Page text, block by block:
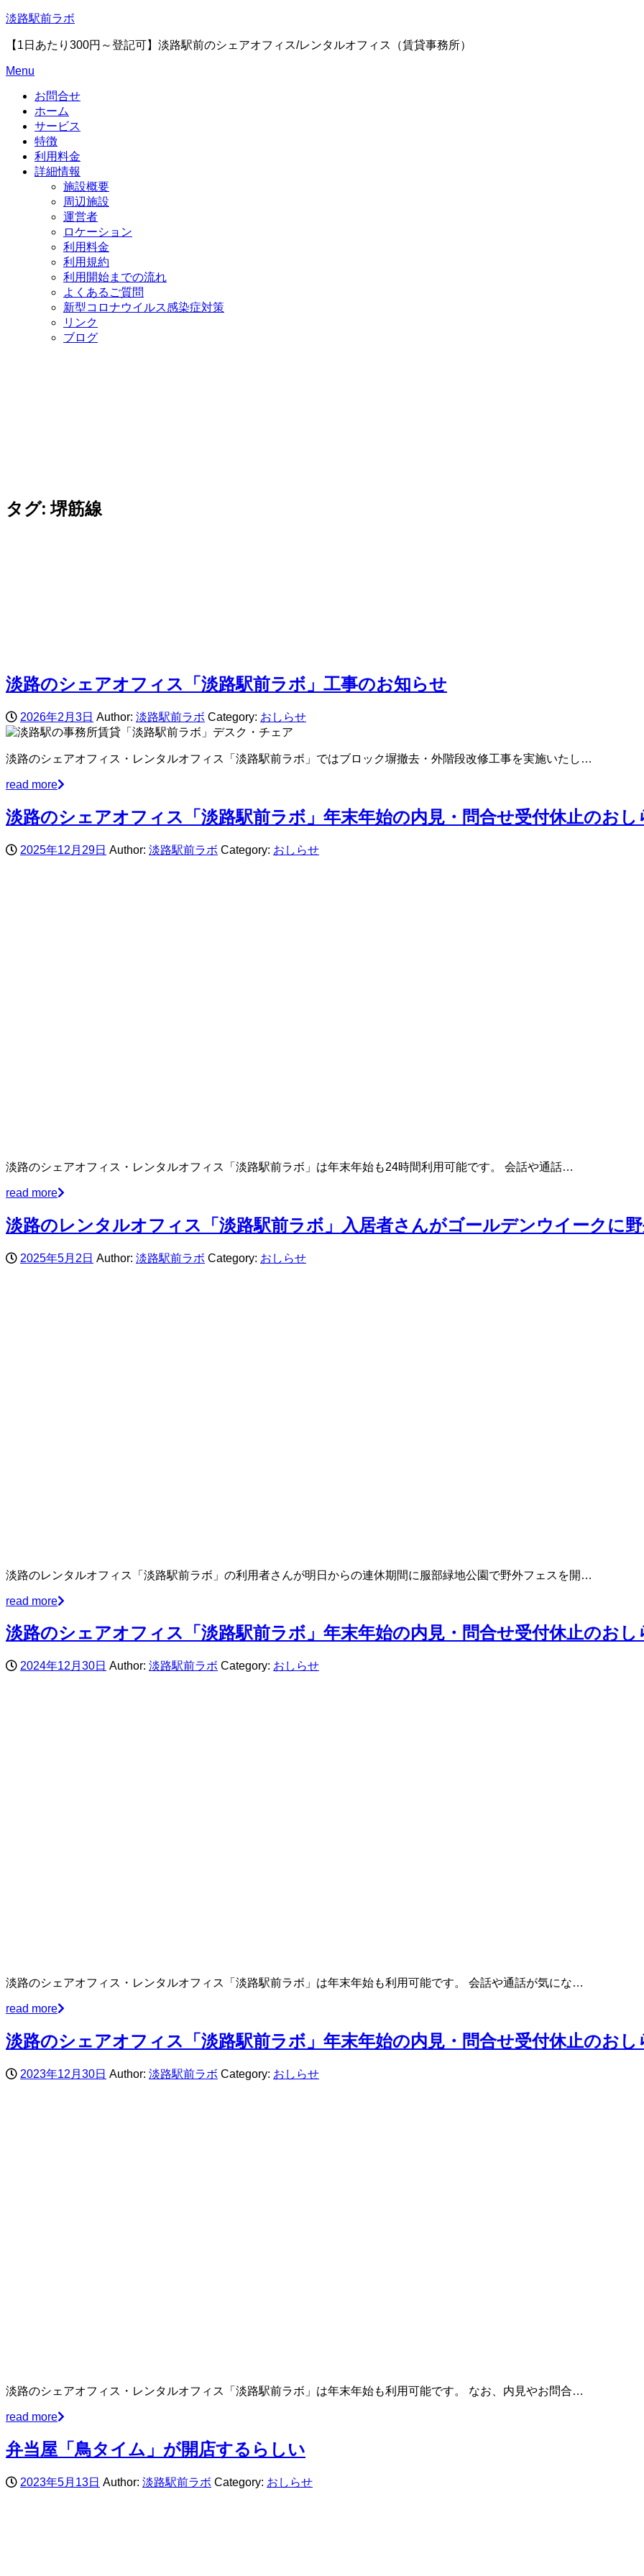
Skip
content
淡路駅前ラボ
【1日あたり300円～登記可】淡路駅前のシェアオフィス/レンタルオフィス（賃貸事務所）
Menu
お問合せ
ホーム
サービス
特徴
利用料金
詳細情報
施設概要
周辺施設
運営者
ロケーション
利用料金
利用規約
利用開始までの流れ
よくあるご質問
新型コロナウイルス感染症対策
リンク
ブログ
タグ:堺筋線
淡路のシェアオフィス「淡路駅前ラボ」工事のお知らせ
2026年2月3日 Author: 淡路駅前ラボ Category: おしらせ
淡路のシェアオフィス・レンタルオフィス「淡路駅前ラボ」ではブロック塀撤去・外階段改修工事を実施いたし…
read more
淡路のシェアオフィス「淡路駅前ラボ」年末年始の内見・問合せ受付休止のおし
2025年12月29日 Author: 淡路駅前ラボ Category: おしらせ
淡路のシェアオフィス・レンタルオフィス「淡路駅前ラボ」は年末年始も24時間利用可能です。 会話や通話…
read more
淡路のレンタルオフィス「淡路駅前ラボ」入居者さんがゴールデンウイークに
2025年5月2日 Author: 淡路駅前ラボ Category: おしらせ
淡路のレンタルオフィス「淡路駅前ラボ」の利用者さんが明日からの連休期間に服部緑地公園で野外フェスを開…
read more
淡路のシェアオフィス「淡路駅前ラボ」年末年始の内見・問合せ受付休止のおし
2024年12月30日 Author: 淡路駅前ラボ Category: おしらせ
淡路のシェアオフィス・レンタルオフィス「淡路駅前ラボ」は年末年始も利用可能です。 会話や通話が気にな…
read more
淡路のシェアオフィス「淡路駅前ラボ」年末年始の内見・問合せ受付休止のおし
2023年12月30日 Author: 淡路駅前ラボ Category: おしらせ
淡路のシェアオフィス・レンタルオフィス「淡路駅前ラボ」は年末年始も利用可能です。 なお、内見やお問合…
read more
弁当屋「鳥タイム」が開店するらしい
2023年5月13日 Author: 淡路駅前ラボ Category: おしらせ